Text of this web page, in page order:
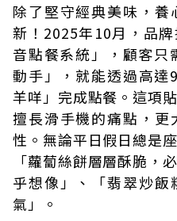
除了堅守經典美味，養
新！2025年10月，品
音點餐系統」，顧客只
動手」，就能透過高達
羊咩」完成點餐。這項
擅長滑手機的痛點，更
性。無論平日假日總是
「蘿蔔絲餅層層酥脆，
乎想像」、「翡翠炒飯
氣」。